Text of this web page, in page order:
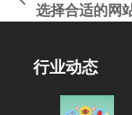
上
文
选择合适的网
行业动态